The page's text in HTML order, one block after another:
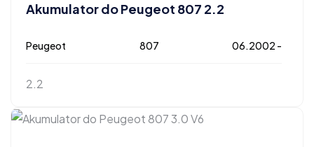
Akumulator do Peugeot 807 2.2
Peugeot 807 06.2002 -
2.2